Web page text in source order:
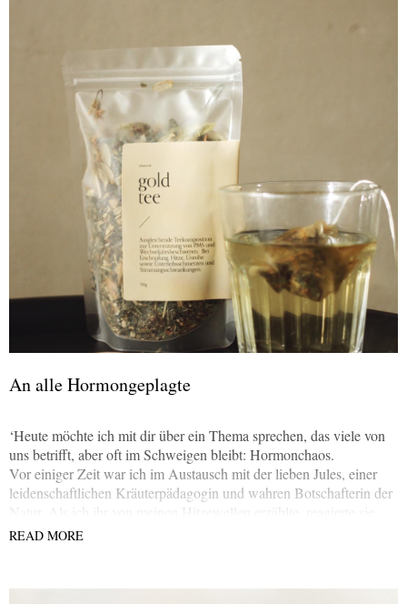
An alle Hormongeplagte
‘Heute möchte ich mit dir über ein Thema sprechen, das viele von
uns betrifft, aber oft im Schweigen bleibt: Hormonchaos.
Vor einiger Zeit war ich im Austausch mit der lieben Jules, einer
leidenschaftlichen Kräuterpädagogin und wahren Botschafterin der
Natur. Als ich ihr von meinen Hitzewellen erzählte, reagierte sie
sofort. Jules kreierte einen Frauentee, dessen Kräutermischung
READ MORE